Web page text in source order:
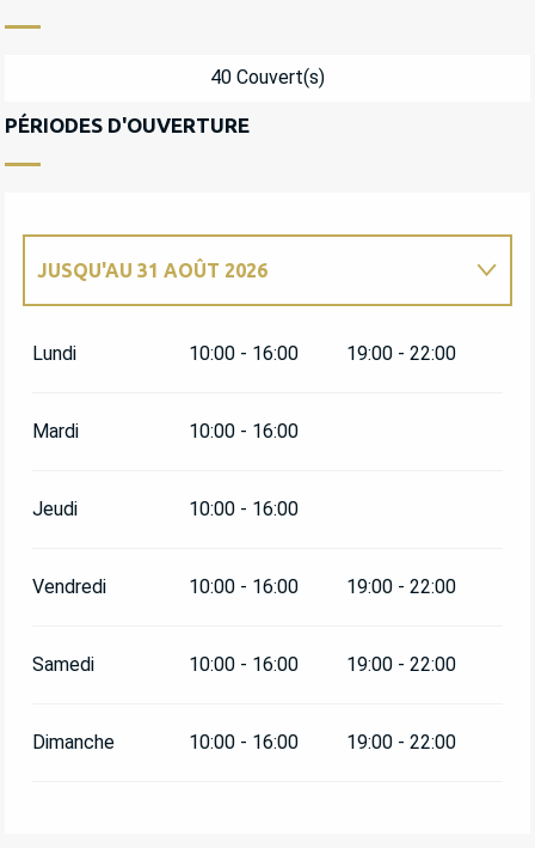
40 Couvert(s)
PÉRIODES D'OUVERTURE
JUSQU'AU 31 AOÛT 2026
2026
Lundi 10:00 - 16:00 19:00 - 22:00
Mardi 10:00 - 16:00
Jeudi 10:00 - 16:00
Vendredi 10:00 - 16:00 19:00 - 22:00
Samedi 10:00 - 16:00 19:00 - 22:00
Dimanche 10:00 - 16:00 19:00 - 22:00